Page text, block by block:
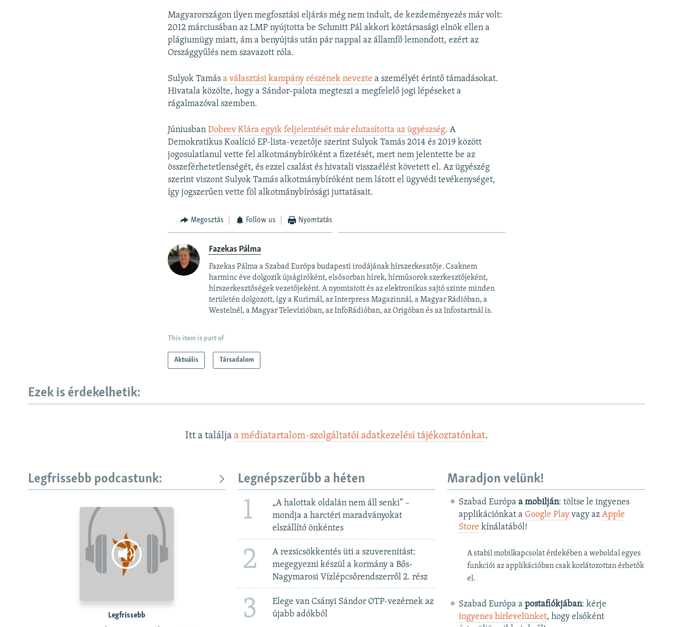
Magyarországon ilyen megfosztási eljárás még nem indult, de kezdeményezés már volt:
2012 márciusában az LMP nyújtotta be Schmitt Pál akkori köztársasági elnök ellen a
plágiumügy miatt, ám a benyújtás után pár nappal az államfő lemondott, ezért az
Országgyűlés nem szavazott róla.
Sulyok Tamása választási kampány részének nevezte a személyét érintő támadásokat.
Hivatala közölte, hogy a Sándor-palota megteszi a megfelelő jogi lépéseket a
rágalmazóval szemben.
JúniusbanDobrev Klára egyik feljelentését már elutasította az ügyészség. A
Demokratikus Koalíció EP-lista-vezetője szerint Sulyok Tamás 2014 és 2019 között
jogosulatlanul vette fel alkotmánybíróként a fizetését, mert nem jelentette be az
összeférhetetlenségét, és ezzel csalást és hivatali visszaélést követett el. Az ügyészég
szerint viszont Sulyok Tamás alkotmánybíróként nem látott el ügyvédi tevékenységet,
így jogszerűen vette föl alkotmánybírósági juttatásait.
Megosztás Follow us Nyomtatás
Fazekas Pálma
Fazekas Pálma a Szabad Európa budapesti irodájának hírszerkesztője. Csaknem
harminc éve dolgozik újságíróként, elsősorban hírek, hírműsorok szerkesztőjeként,
hírszerkesztőségek vezetőjeként. A nyomtatott és az elektronikus sajtó szinte minden
területén dolgozott, így a Kurírnál, az Interpress Magazinnál, a Magyar Rádióban, a
Westelnél, a Magyar Televízióban, az InfoRádióban, az Origóban és az Infostartnál is.
This item is part of
Aktuális Társadalom
Ezek is érdekelhetik:
Itt a találja a médiatartalom-szolgáltatói adatkezelési tájékoztatónkat.
Legfrissebb podcastunk:
Legfrissebb
Legnépszerűbb a héten
1
„A halottak oldalán nem áll senki” –
mondja a harctéri maradványokat
elszállító önkéntes
2
A rezsicsökkentés üti a szuverenitást:
megegyezni készül a kormány a Bős-
Nagymarosi Vízlépcsőrendszerről 2. rész
3
Elege van Csányi Sándor OTP-vezérnek az
újabb adókból
Maradjon velünk!
Szabad Európa a mobilján: töltse le ingyenes
applikációnkat a Google Playvagy az Apple
Store kínálatából!
A stabil mobilkapcsolat érdekében a weboldal egyes
funkciói az applikációban csak korlátozottan érhetők
el.
Szabad Európa a postafiókjában: kérje
ingyenes hírlevelünket, hogy elsőként